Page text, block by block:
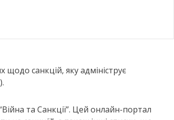
санкцій, яку адмініструє
та Санкції”. Цей онлайн-портал